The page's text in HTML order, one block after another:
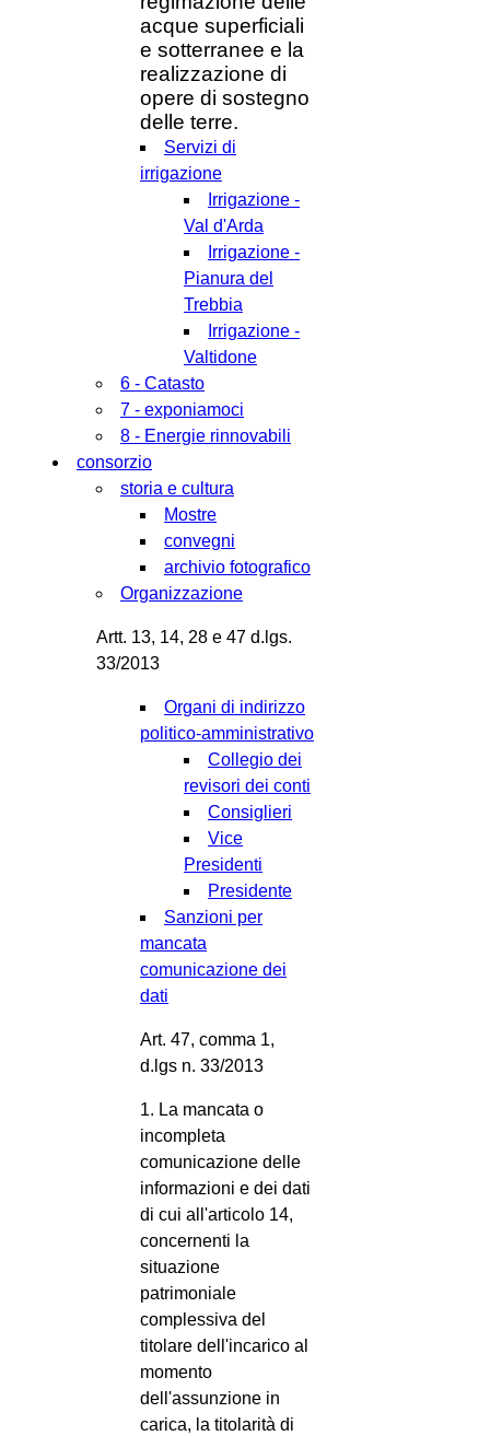
acque superficiali
e sotterranee e la
realizzazione di
opere di sostegno
delle terre.
Servizi di
irrigazione
Irrigazione -
Val d'Arda
Irrigazione -
Pianura del
Trebbia
Irrigazione -
Valtidone
6 - Catasto
7 - exponiamoci
8 - Energie rinnovabili
consorzio
storia e cultura
Mostre
convegni
archivio fotografico
Organizzazione
Artt. 13, 14, 28 e 47 d.lgs.
33/2013
Organi di indirizzo
politico-amministrativo
Collegio dei
revisori dei conti
Consiglieri
Vice
Presidenti
Presidente
Sanzioni per
mancata
comunicazione dei
dati
Art. 47, comma 1,
d.lgs n. 33/2013
1. La mancata o
incompleta
comunicazione delle
informazioni e dei dati
di cui all'articolo 14,
concernenti la
situazione
patrimoniale
complessiva del
titolare dell'incarico al
momento
dell'assunzione in
carica, la titolarità di